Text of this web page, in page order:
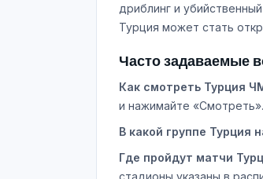
дриблинг и
Турция может стать
Часто задаваемые
Как смотреть Турция
и нажимайте
В какой группе Турция
Где пройдут матчи